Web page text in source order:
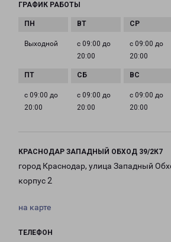
ГРАФИК РАБОТЫ
Выходной
с 09:00 до
20:00
с 09:00 до
20:00
с 09:00 до
20:00
с 09:00 до
20:00
с 09:00 до
20:00
КРАСНОДАР ЗАПАДНЫЙ ОБХОД 39/2К7
город Краснодар, улица Западный
корпус 2
на карте
ТЕЛЕФОН